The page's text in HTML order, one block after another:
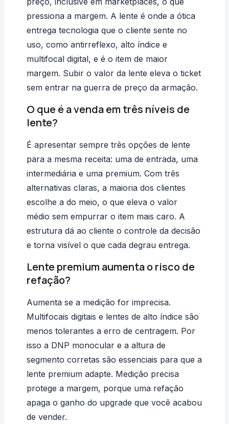
pressiona a margem. A lente é onde a ótica
entrega tecnologia que o cliente sente no
uso, como antirreflexo, alto índice e
multifocal digital, e é o item de maior
margem. Subir o valor da lente eleva o ticket
sem entrar na guerra de preço da armação.
O que é a venda em três níveis de
lente?
É apresentar sempre três opções de lente
para a mesma receita: uma de entrada, uma
intermediária e uma premium. Com três
alternativas claras, a maioria dos clientes
escolhe a do meio, o que eleva o valor
médio sem empurrar o item mais caro. A
estrutura dá ao cliente o controle da decisão
e torna visível o que cada degrau entrega.
Lente premium aumenta o risco de
refação?
Aumenta se a medição for imprecisa.
Multifocais digitais e lentes de alto índice são
menos tolerantes a erro de centragem. Por
isso a DNP monocular e a altura de
segmento corretas são essenciais para que a
lente premium adapte. Medição precisa
protege a margem, porque uma refação
apaga o ganho do upgrade que você acabou
de vender.